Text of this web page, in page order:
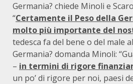
Germania? chiede Minoli e
“Certamente il Peso della
molto più importante del
tedesca fa del bene o del male
Germania? domanda Minoli:
– in termini di rigore
un po’ di rigore per noi, paesi